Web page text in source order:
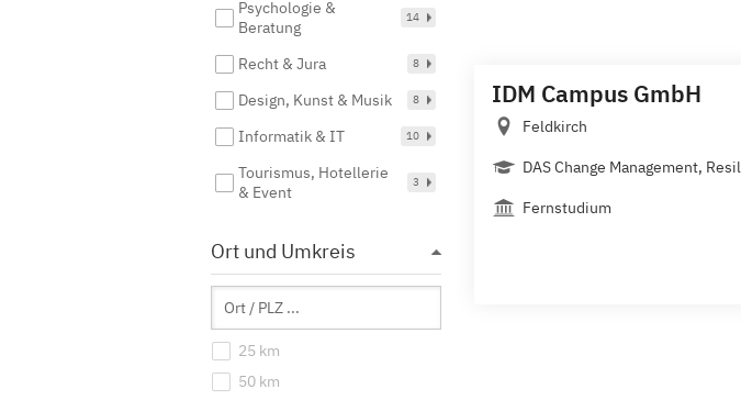
Psychologie &
Beratung
14
Recht & Jura 8
Design, Kunst & Musik 8
Informatik & IT 10
Tourismus, Hotellerie
& Event
3
Ort und Umkreis
25 km
50 km
IDM Campus GmbH
Feldkirch
DAS Change Management,
Fernstudium